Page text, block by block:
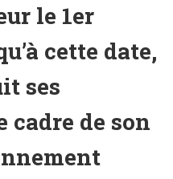
le 1er
cette date,
ses
cadre de son